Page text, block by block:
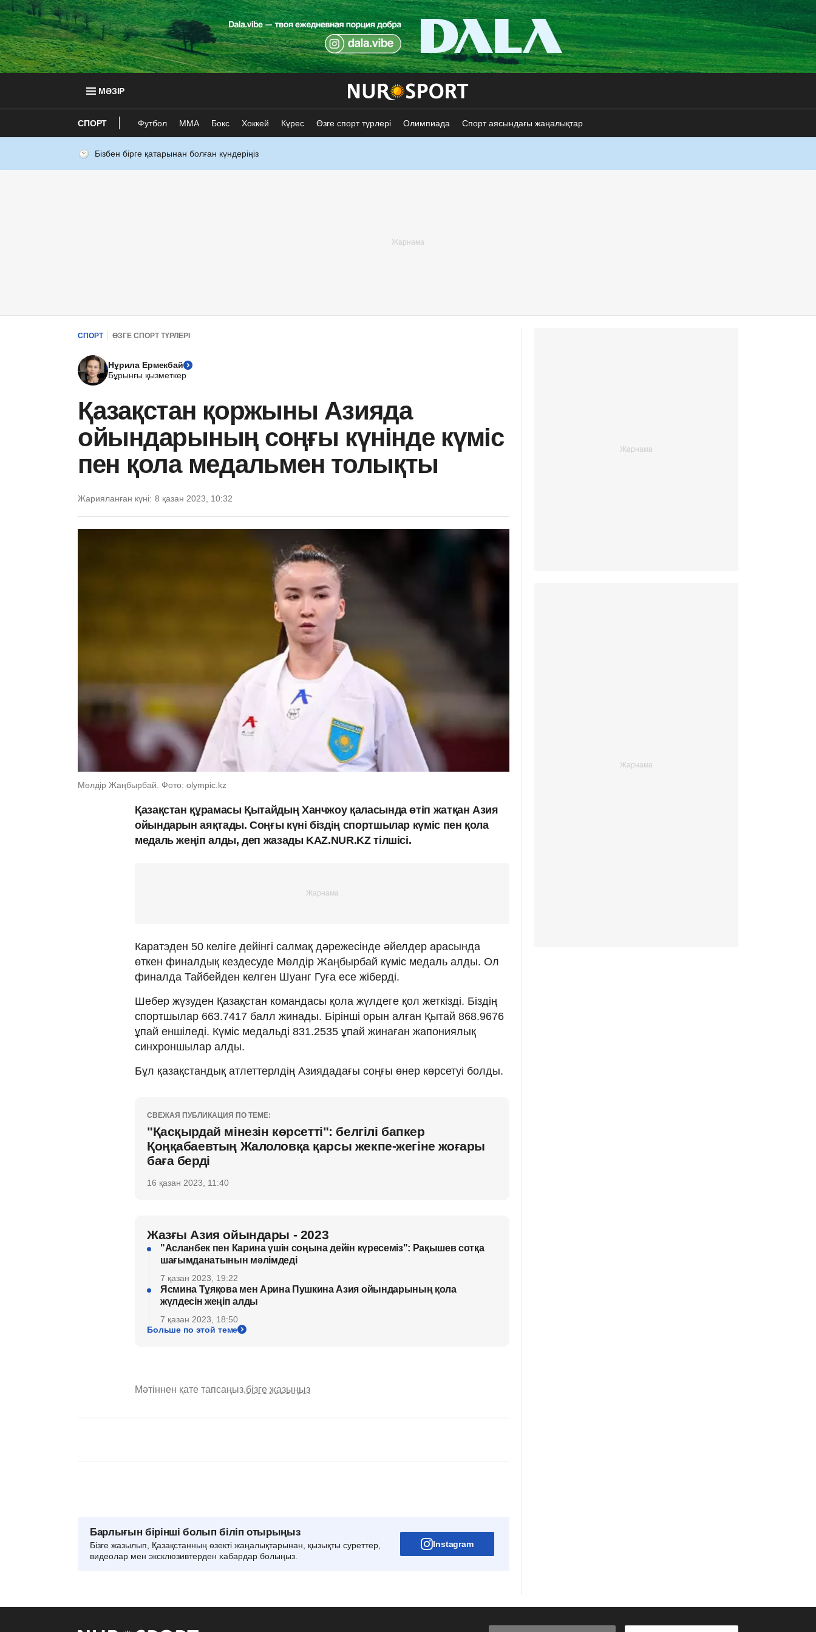
МӘЗІР
СПОРТ Футбол ММА Бокс Хоккей Күрес Өзге спорт түрлері Олимпиада Спорт аясындағы жаңалықтар
Бізбен бірге қатарынан болған күндеріңіз
СПОРТ ӨЗГЕ СПОРТ ТҮРЛЕРІ
Нұрила Ермекбай
Бұрынғы қызметкер
Қазақстан қоржыны Азияда
ойындарының соңғы күнінде күміс
пен қола медальмен толықты
Жарияланған күні: 8 қазан 2023, 10:32
Мөлдір Жаңбырбай. Фото: olympic.kz
Қазақстан құрамасы Қытайдың Ханчжоу қаласында өтіп жатқан Азия
ойындарын аяқтады. Соңғы күні біздің спортшылар күміс пен қола
медаль жеңіп алды, деп жазады KAZ.NUR.KZ тілшісі.
Каратэден 50 келіге дейінгі салмақ дәрежесінде әйелдер арасында
өткен финалдық кездесуде Мөлдір Жаңбырбай күміс медаль алды. Ол
финалда Тайбейден келген Шуанг Гуға есе жіберді.
Шебер жүзуден Қазақстан командасы қола жүлдеге қол жеткізді. Біздің
спортшылар 663.7417 балл жинады. Бірінші орын алған Қытай 868.9676
ұпай еншіледі. Күміс медальді 831.2535 ұпай жинаған жапониялық
синхроншылар алды.
Бұл қазақстандық атлеттерлдің Азиядадағы соңғы өнер көрсетуі болды.
СВЕЖАЯ ПУБЛИКАЦИЯ ПО ТЕМЕ:
"Қасқырдай мінезін көрсетті": белгілі бапкер
Қоңқабаевтың Жалоловқа қарсы жекпе-жегіне жоғары
баға берді
16 қазан 2023, 11:40
Жазғы Азия ойындары - 2023
"Асланбек пен Карина үшін соңына дейін күресеміз": Рақышев сотқа
шағымданатынын мәлімдеді
7 қазан 2023, 19:22
Ясмина Тұяқова мен Арина Пушкина Азия ойындарының қола
жүлдесін жеңіп алды
7 қазан 2023, 18:50
Больше по этой теме
Мәтіннен қате тапсаңыз,бізге жазыңыз
Барлығын бірінші болып біліп отырыңыз
Бізге жазылып, Қазақстанның өзекті жаңалықтарынан, қызықты суреттер,
видеолар мен эксклюзивтерден хабардар болыңыз.
Instagram